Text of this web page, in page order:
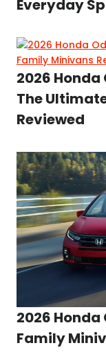
Everyday
2026
The
Reviewed
2026
Family